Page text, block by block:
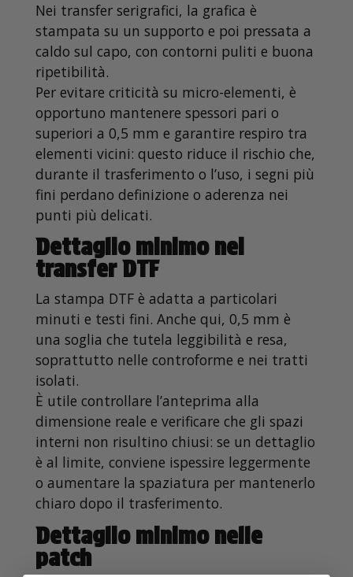
Nei transfer serigrafici, la grafica è
stampata su un supporto e poi pressata a
caldo sul capo, con contorni puliti e buona
ripetibilità.
Per evitare criticità su micro-elementi, è
opportuno mantenere spessori pari o
superiori a 0,5 mm e garantire respiro tra
elementi vicini: questo riduce il rischio che,
durante il trasferimento o l’uso, i segni più
fini perdano definizione o aderenza nei
punti più delicati.
Dettaglio minimo nei
transfer DTF
La stampa DTF è adatta a particolari
minuti e testi fini. Anche qui, 0,5 mm è
una soglia che tutela leggibilità e resa,
soprattutto nelle controforme e nei tratti
isolati.
È utile controllare l’anteprima alla
dimensione reale e verificare che gli spazi
interni non risultino chiusi: se un dettaglio
è al limite, conviene ispessire leggermente
o aumentare la spaziatura per mantenerlo
chiaro dopo il trasferimento.
Dettaglio minimo nelle
patch